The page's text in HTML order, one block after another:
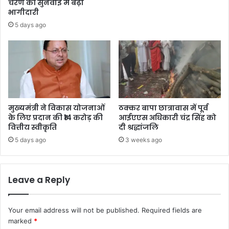
चरण की सुनवाई में बढ़ी
भागीदारी
5 days ago
मुख्यमंत्री ने विकास योजनाओं
के लिए प्रदान की ₹14 करोड़ की
वित्तीय स्वीकृति
5 days ago
ठक्कर बापा छात्रावास में पूर्व
आईएएस अधिकारी चंद्र सिंह को
दी श्रद्धांजलि
3 weeks ago
Leave a Reply
Your email address will not be published. Required fields are
marked *